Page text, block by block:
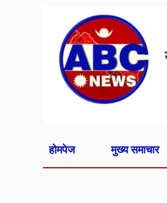
होमपेज मुख्य समाचार